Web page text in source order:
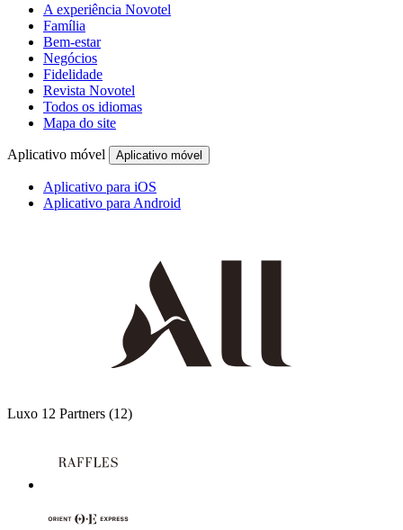
A experiência Novotel
Família
Bem-estar
Negócios
Fidelidade
Revista Novotel
Todos os idiomas
Mapa do site
Aplicativo móvel Aplicativo móvel
Aplicativo para iOS
Aplicativo para Android
Luxo 12 Partners (12)